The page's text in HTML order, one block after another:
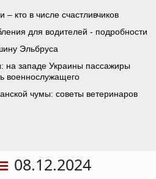
08.12.2024